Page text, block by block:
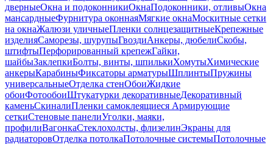
дверныеОкна и подоконникиОкнаПодоконники, отливыОкна
мансардныеФурнитура оконнаяМягкие окнаМоскитные сетки
на окнаЖалюзи уличныеПленки солнцезащитныеКрепежные
изделияСаморезы, шурупыГвоздиАнкеры, дюбелиСкобы,
штифтыПерфорированный крепежГайки,
шайбыЗаклепкиБолты, винты, шпилькиХомутыХимические
анкерыКарабиныФиксаторы арматурыШплинтыПружины
универсальныеОтделка стенОбоиЖидкие
обоиФотообоиШтукатурки декоративныеДекоративный
каменьСкиналиПленки самоклеящиеся Армирующие
сеткиСтеновые панелиУголки, маяки,
профилиВагонкаСтеклохолсты, флизелинЭкраны для
радиаторовОтделка потолкаПотолочные системыПотолочные